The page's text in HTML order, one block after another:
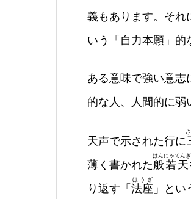
義もあります。それ
いう「自力本願」的
ある意味で強い意志
的な人、人間的に弱
天声で示された行に
薄く書かれた般若
はんにゃてんぎ
り返す「 法座
ほうざ
」と